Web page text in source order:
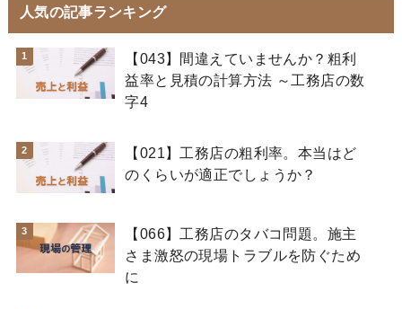
人気の記事ランキング
【043】間違えていませんか？粗利
益率と見積の計算方法 ～工務店の数
字4
【021】工務店の粗利率。本当はど
のくらいが適正でしょうか？
【066】工務店のタバコ問題。施主
さま激怒の現場トラブルを防ぐため
に